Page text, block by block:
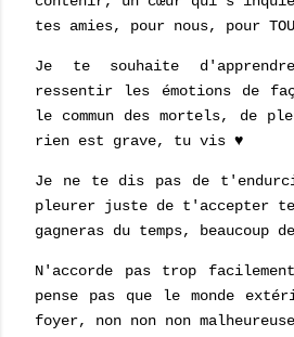
tes amies, pour nous, pour
Je te souhaite
ressentir les émotions de
le commun des mortels, de
rien est grave, tu vis ♥
Je ne te dis pas de
pleurer juste de t'accepter
gagneras du temps, beaucoup
N'accorde pas trop
pense pas que le monde
foyer, non non non